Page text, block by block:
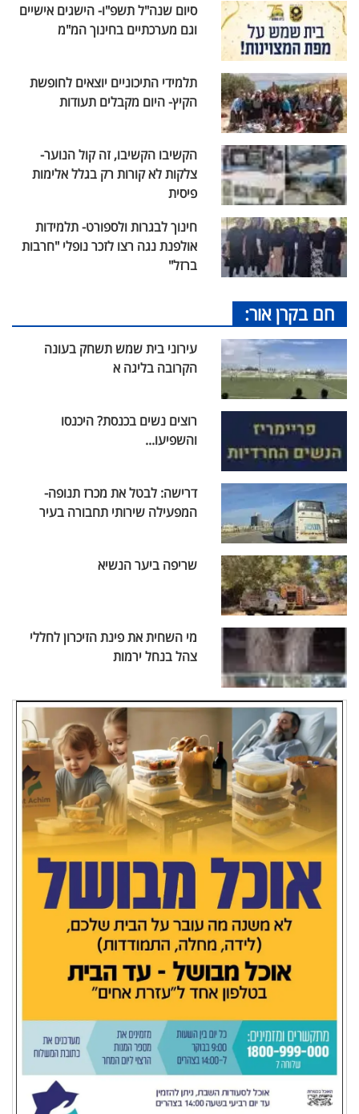
סיום שנה"ל תשפ"ו- הישגים אישיים
וגם מערכתיים בחינוך המ"מ
תלמידי התיכוניים יוצאים לחופשת
הקיץ- היום מקבלים תעודות
הקשיבו הקשיבו, זה קול הנוער-
צלקות לא קורות רק בגלל אלימות
פיסית
חינוך לבגרות ולספורט- תלמידות
אולפנת נגה רצו לזכר נופלי "חרבות
ברזל"
חם בקרן אור:
עירוני בית שמש תשחק בעונה
הקרובה בליגה א
רוצים נשים בכנסת? היכנסו
והשפיעו...
דרישה: לבטל את מכרז תנופה-
המפעילה שירותי תחבורה בעיר
שריפה ביער הנשיא
מי השחית את פינת הזיכרון לחללי
צהל בנחל ירמות